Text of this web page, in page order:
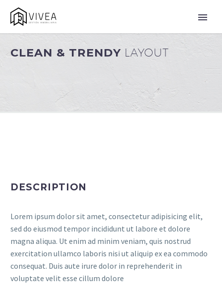
CLEAN & TRENDY LAYOUT
DESCRIPTION
Lorem ipsum dolor sit amet, consectetur adipisicing elit,
sed do eiusmod tempor incididunt ut labore et dolore
magna aliqua. Ut enim ad minim veniam, quis nostrud
exercitation ullamco laboris nisi ut aliquip ex ea commodo
consequat. Duis aute irure dolor in reprehenderit in
voluptate velit esse cillum dolore